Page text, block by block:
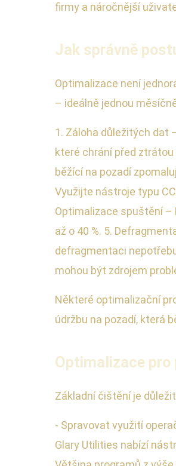
firmy a náročnější
Jak správně
Optimalizace není
– ideálně jednou
1. Záloha důležitých dat
které chrání před
běžící na pozadí
Využijte nástroje typu
Optimalizace spuštění
až o 40 %. 5.
defragmentaci
mohou být zdrojem
Některé optimalizační
údržbu na pozadí, která
Optimalizace
Základní čištění je
- Spravovat využití
Glary Utilities nabízí